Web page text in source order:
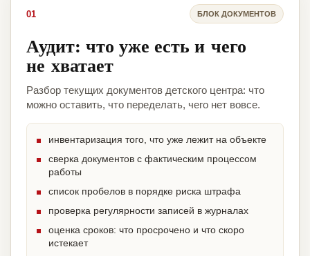
01 БЛОК ДОКУМЕНТОВ
Аудит: что уже есть и чего
не хватает
Разбор текущих документов детского центра: что
можно оставить, что переделать, чего нет вовсе.
инвентаризация того, что уже лежит на объекте
сверка документов с фактическим процессом
работы
список пробелов в порядке риска штрафа
проверка регулярности записей в журналах
оценка сроков: что просрочено и что скоро
истекает